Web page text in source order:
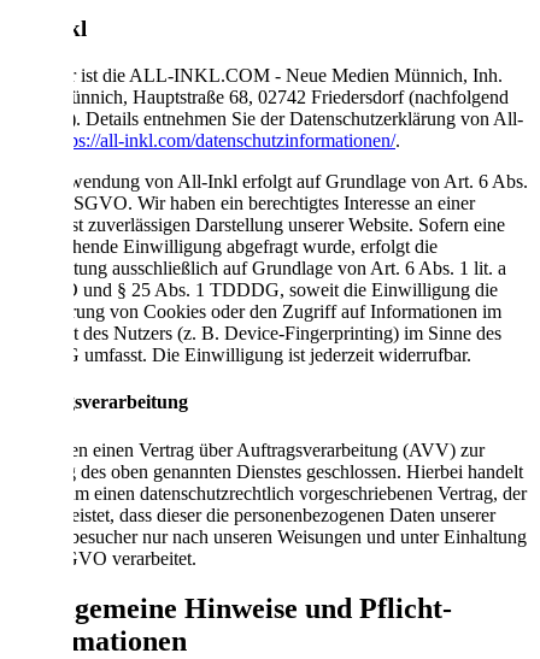
All-Inkl
Anbieter ist die ALL-INKL.COM - Neue Medien Münnich, Inh.
René Münnich, Hauptstraße 68, 02742 Friedersdorf (nachfolgend
All-Inkl). Details entnehmen Sie der Datenschutzerklärung von All-
https://all-inkl.com/datenschutzinformationen/.
Die Verwendung von All-Inkl erfolgt auf Grundlage von Art. 6 Abs.
1 lit. f DSGVO. Wir haben ein berechtigtes Interesse an einer
möglichst zuverlässigen Darstellung unserer Website. Sofern eine
entsprechende Einwilligung abgefragt wurde, erfolgt die
Verarbeitung ausschließlich auf Grundlage von Art. 6 Abs. 1 lit. a
DSGVO und § 25 Abs. 1 TDDDG, soweit die Einwilligung die
Speicherung von Cookies oder den Zugriff auf Informationen im
Endgerät des Nutzers (z. B. Device-Fingerprinting) im Sinne des
TDDDG umfasst. Die Einwilligung ist jederzeit widerrufbar.
Auftragsverarbeitung
Wir haben einen Vertrag über Auftragsverarbeitung (AVV) zur
Nutzung des oben genannten Dienstes geschlossen. Hierbei handelt
es sich um einen datenschutzrechtlich vorgeschriebenen Vertrag, der
gewährleistet, dass dieser die personenbezogenen Daten unserer
Websitebesucher nur nach unseren Weisungen und unter Einhaltung
der DSGVO verarbeitet.
3. Allgemeine Hinweise und Pflicht­
informationen